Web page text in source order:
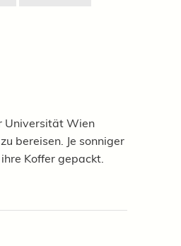
Universität Wien
bereisen. Je sonniger
Koffer gepackt.